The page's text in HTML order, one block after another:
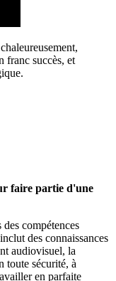
franc succès, et
faire partie d'une
compétences
des connaissances
audiovisuel, la
toute sécurité, à
en parfaite